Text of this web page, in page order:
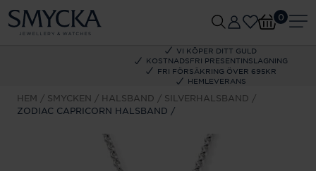
VI KÖPER DITT GULD
KOSTNADSFRI PRESENTINSLAGNING
FRI FÖRSÄKRING ÖVER 695KR
HEMLEVERANS
0
HEM SMYCKEN HALSBAND
SILVERHALSBAND
ZODIAC CAPRICORN HALSBAND